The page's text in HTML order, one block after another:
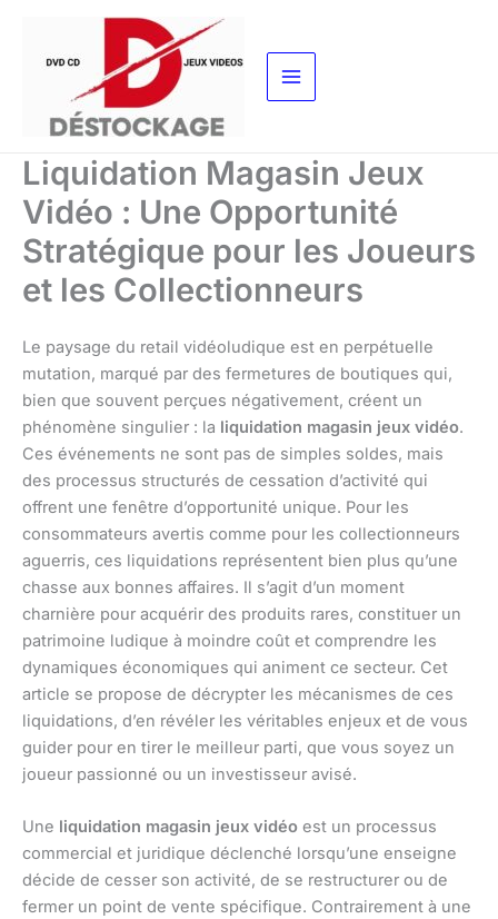
contenu
Liquidation Magasin Jeux
Vidéo : Une Opportunité
Stratégique pour les Joueurs
et les Collectionneurs
Le paysage du retail vidéoludique est en perpétuelle
mutation, marqué par des fermetures de boutiques qui,
bien que souvent perçues négativement, créent un
phénomène singulier : la liquidation magasin jeux vidéo.
Ces événements ne sont pas de simples soldes, mais
des processus structurés de cessation d’activité qui
offrent une fenêtre d’opportunité unique. Pour les
consommateurs avertis comme pour les collectionneurs
aguerris, ces liquidations représentent bien plus qu’une
chasse aux bonnes affaires. Il s’agit d’un moment
charnière pour acquérir des produits rares, constituer un
patrimoine ludique à moindre coût et comprendre les
dynamiques économiques qui animent ce secteur. Cet
article se propose de décrypter les mécanismes de ces
liquidations, d’en révéler les véritables enjeux et de vous
guider pour en tirer le meilleur parti, que vous soyez un
joueur passionné ou un investisseur avisé.
Une liquidation magasin jeux vidéo est un processus
commercial et juridique déclenché lorsqu’une enseigne
décide de cesser son activité, de se restructurer ou de
fermer un point de vente spécifique. Contrairement à une